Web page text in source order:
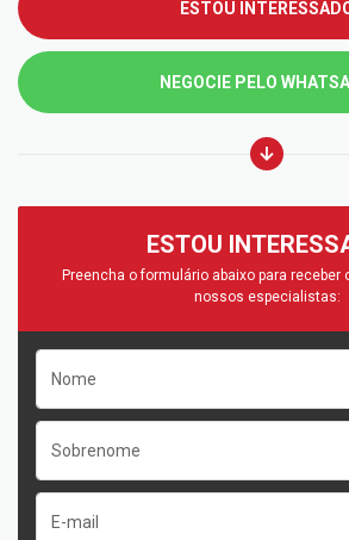
ESTOU
NEGOCIE PELO
ESTOU
Preencha o formulário abaixo para receber
nossos especialistas: